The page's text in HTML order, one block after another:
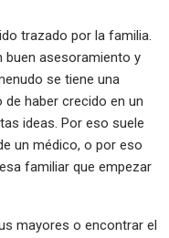
trazado por la familia.
buen asesoramiento y
se tiene una
haber crecido en un
ideas. Por eso suele
un médico, o por eso
familiar que empezar
mayores o encontrar el